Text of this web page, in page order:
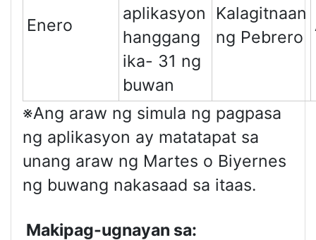
Enero
aplikasyon
hanggang
ika- 31 ng
buwan
Kalagitnaan
ng Pebrero
※Ang araw ng simula ng pagpasa
ng aplikasyon ay matatapat sa
unang araw ng Martes o Biyernes
ng buwang nakasaad sa itaas.
Makipag-ugnayan sa: